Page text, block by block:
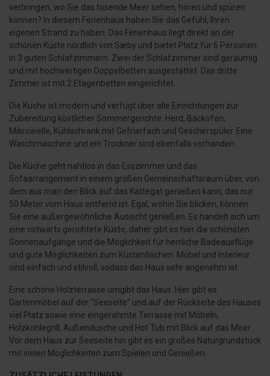
verbringen, wo Sie das tosende Meer sehen, hören und spüren
können? In diesem Ferienhaus haben Sie das Gefühl, Ihren
eigenen Strand zu haben. Das Ferienhaus liegt direkt an der
schönen Küste nördlich von Sæby und bietet Platz für 6 Personen
in 3 guten Schlafzimmern. Zwei der Schlafzimmer sind geräumig
und mit hochwertigen Doppelbetten ausgestattet. Das dritte
Zimmer ist mit 2 Etagenbetten eingerichtet.
Die Küche ist modern und verfügt über alle Einrichtungen zur
Zubereitung köstlicher Sommergerichte: Herd, Backofen,
Mikrowelle, Kühlschrank mit Gefrierfach und Geschirrspüler. Eine
Waschmaschine und ein Trockner sind ebenfalls vorhanden.
Die Küche geht nahtlos in das Esszimmer und das
Sofaarrangement in einem großen Gemeinschaftsraum über, von
dem aus man den Blick auf das Kattegat genießen kann, das nur
50 Meter vom Haus entfernt ist. Egal, wohin Sie blicken, können
Sie eine außergewöhnliche Aussicht genießen. Es handelt sich um
eine ostwärts gerichtete Küste, daher gibt es hier die schönsten
Sonnenaufgänge und die Möglichkeit für herrliche Badeausflüge
und gute Möglichkeiten zum Küstenfischen. Möbel und Interieur
sind einfach und stilvoll, sodass das Haus sehr angenehm ist.
Eine schöne Holzterrasse umgibt das Haus. Hier gibt es
Gartenmöbel auf der "Seeseite" und auf der Rückseite des Hauses
viel Platz sowie eine eingerahmte Terrasse mit Möbeln,
Holzkohlegrill, Außendusche und Hot Tub mit Blick auf das Meer.
Vor dem Haus zur Seeseite hin gibt es ein großes Naturgrundstück
mit vielen Möglichkeiten zum Spielen und Genießen.